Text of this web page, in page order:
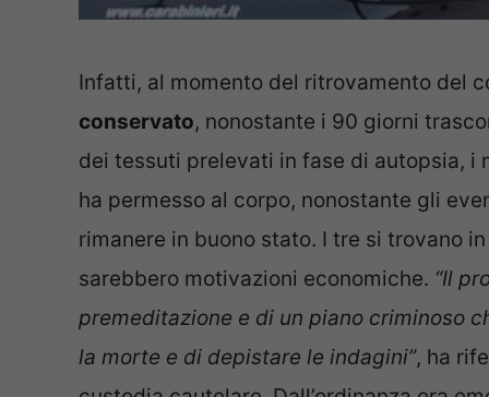
Infatti, al momento del ritrovamento del
conservato, nonostante i 90 giorni
dei tessuti prelevati in fase di autopsia, i
ha permesso al corpo, nonostante gli
rimanere in buono stato. I tre si trovano
sarebbero motivazioni economiche. “Il
premeditazione e di un piano criminoso
la morte e di depistare le indagini”, ha